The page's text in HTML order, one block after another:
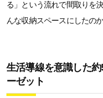
る」という流れで間取りを
んな収納スペースにしたの
生活導線を意識した
ーゼット